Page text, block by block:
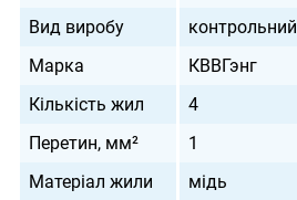
Вид виробу
контрольний
Марка
КВВГэнг
Кількість жил
4
Перетин, мм²
1
Матеріал жили
мідь